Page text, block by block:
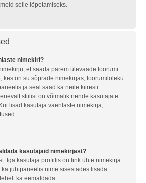
selle lõpetamiseks.
nimekiri?
et saada parem ülevaade foorumi
kes on su sõprade nimekirjas, foorumiloleku
ja seal saad ka neile kiiresti
stiilist on võimalik nende kasutajate
lisad kasutaja vaenlaste nimekirja,
kasutajaid nimekirjast?
Iga kasutaja profiilis on link ühte nimekirja
ka juhtpaneelis nime sisestades lisada
ka eemaldada.